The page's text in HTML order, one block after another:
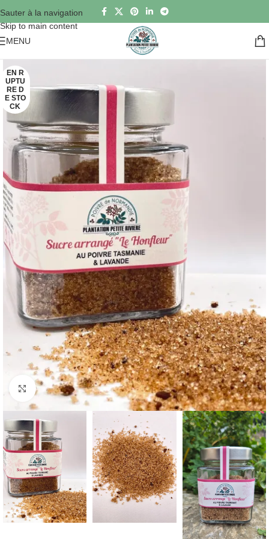
Sauter à la navigation
Skip to main content
MENU
EN R
UPTU
RE D
E STO
CK
Cliquez pour agrandir